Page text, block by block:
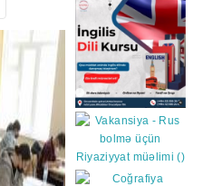
https://wa.me/